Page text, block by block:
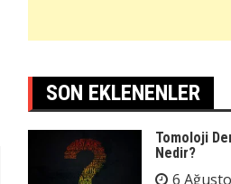
SON EKLENENLER
Tomoloji
Nedir?
6